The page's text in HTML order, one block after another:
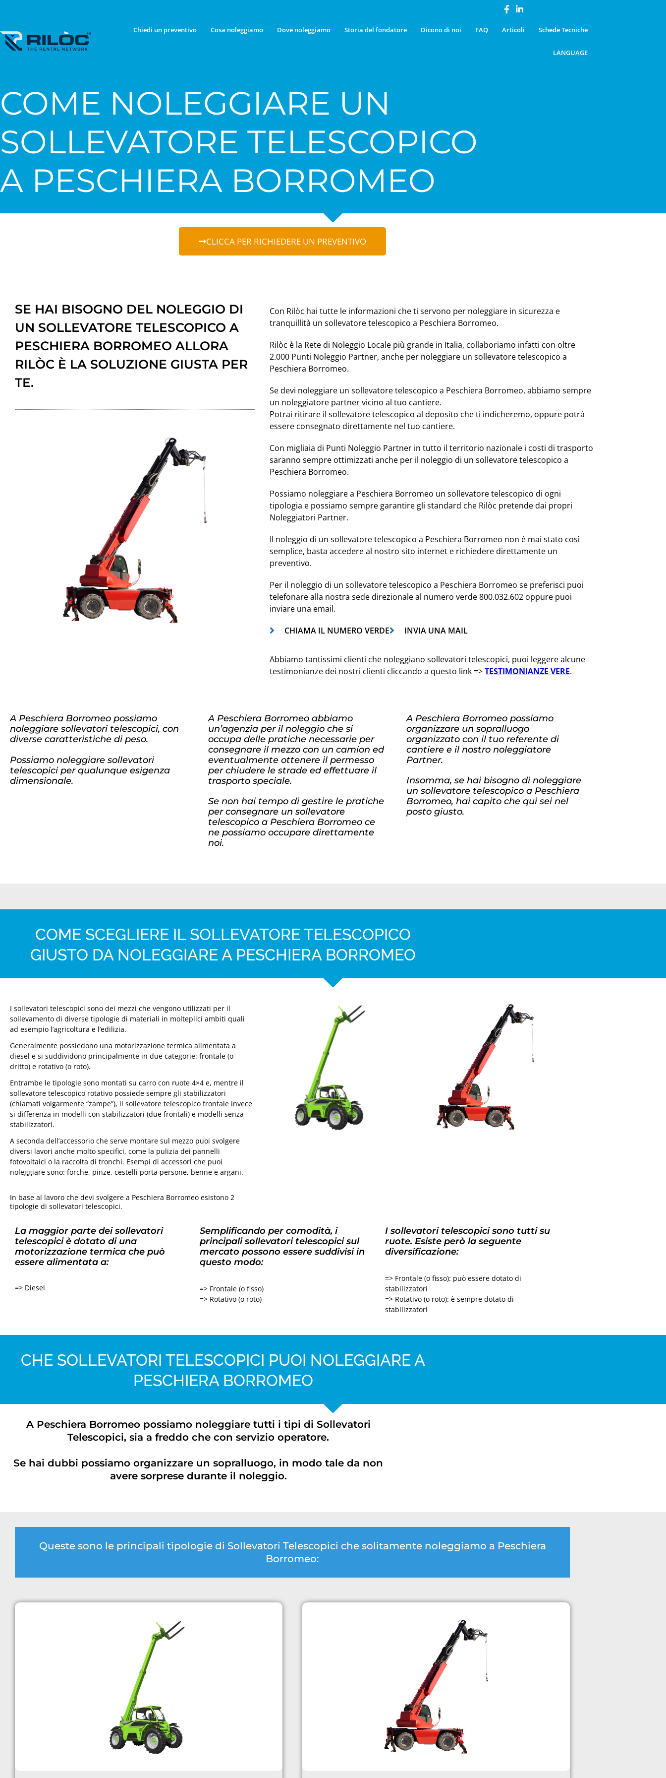
Chiedi un preventivo Cosa noleggiamo Dove noleggiamo Storia del fondatore Dicono di noi FAQ Articoli Schede Tecniche
LANGUAGE
COME NOLEGGIARE UN
SOLLEVATORE TELESCOPICO
A PESCHIERA BORROMEO
CLICCA PER RICHIEDERE UN PREVENTIVO
SE HAI BISOGNO DEL NOLEGGIO DI
UN SOLLEVATORE TELESCOPICO A
PESCHIERA BORROMEO ALLORA
RILÒC È LA SOLUZIONE GIUSTA PER
TE.
Con Rilòc hai tutte le informazioni che ti servono per noleggiare in sicurezza e
tranquillità un sollevatore telescopico a Peschiera Borromeo.
Rilòc è la Rete di Noleggio Locale più grande in Italia, collaboriamo infatti con oltre
2.000 Punti Noleggio Partner, anche per noleggiare un sollevatore telescopico a
Peschiera Borromeo.
Se devi noleggiare un sollevatore telescopico a Peschiera Borromeo, abbiamo sempre
un noleggiatore partner vicino al tuo cantiere.
Potrai ritirare il sollevatore telescopico al deposito che ti indicheremo, oppure potrà
essere consegnato direttamente nel tuo cantiere.
Con migliaia di Punti Noleggio Partner in tutto il territorio nazionale i costi di trasporto
saranno sempre ottimizzati anche per il noleggio di un sollevatore telescopico a
Peschiera Borromeo.
Possiamo noleggiare a Peschiera Borromeo un sollevatore telescopico di ogni
tipologia e possiamo sempre garantire gli standard che Rilòc pretende dai propri
Noleggiatori Partner.
Il noleggio di un sollevatore telescopico a Peschiera Borromeo non è mai stato così
semplice, basta accedere al nostro sito internet e richiedere direttamente un
preventivo.
Per il noleggio di un sollevatore telescopico a Peschiera Borromeo se preferisci puoi
telefonare alla nostra sede direzionale al numero verde 800.032.602 oppure puoi
inviare una email.
CHIAMA IL NUMERO VERDE
INVIA UNA MAIL
Abbiamo tantissimi clienti che noleggiano sollevatori telescopici, puoi leggere alcune
testimonianze dei nostri clienti cliccando a questo link =>TESTIMONIANZE VERE.
A Peschiera Borromeo possiamo
noleggiare sollevatori telescopici, con
diverse caratteristiche di peso.
Possiamo noleggiare sollevatori
telescopici per qualunque esigenza
dimensionale.
A Peschiera Borromeo abbiamo
un’agenzia per il noleggio che si
occupa delle pratiche necessarie per
consegnare il mezzo con un camion ed
eventualmente ottenere il permesso
per chiudere le strade ed effettuare il
trasporto speciale.
Se non hai tempo di gestire le pratiche
per consegnare un sollevatore
telescopico a Peschiera Borromeo ce
ne possiamo occupare direttamente
noi.
A Peschiera Borromeo possiamo
organizzare un sopralluogo
organizzato con il tuo referente di
cantiere e il nostro noleggiatore
Partner.
Insomma, se hai bisogno di noleggiare
un sollevatore telescopico a Peschiera
Borromeo, hai capito che qui sei nel
posto giusto.
COME SCEGLIERE IL SOLLEVATORE TELESCOPICO
GIUSTO DA NOLEGGIARE A PESCHIERA BORROMEO
I sollevatori telescopici sono dei mezzi che vengono utilizzati per il
sollevamento di diverse tipologie di materiali in molteplici ambiti quali
ad esempio l’agricoltura e l’edilizia.
Generalmente possiedono una motorizzazione termica alimentata a
diesel e si suddividono principalmente in due categorie: frontale (o
dritto) e rotativo (o roto).
Entrambe le tipologie sono montati su carro con ruote 4×4 e, mentre il
sollevatore telescopico rotativo possiede sempre gli stabilizzatori
(chiamati volgarmente “zampe”), il sollevatore telescopico frontale invece
si differenza in modelli con stabilizzatori (due frontali) e modelli senza
stabilizzatori.
A seconda dell’accessorio che serve montare sul mezzo puoi svolgere
diversi lavori anche molto specifici, come la pulizia dei pannelli
fotovoltaici o la raccolta di tronchi. Esempi di accessori che puoi
noleggiare sono: forche, pinze, cestelli porta persone, benne e argani.
In base al lavoro che devi svolgere a Peschiera Borromeo esistono 2
tipologie di sollevatori telescopici.
La maggior parte dei sollevatori
telescopici è dotato di una
motorizzazione termica che può
essere alimentata a:
=> Diesel
Semplificando per comodità, i
principali sollevatori telescopici sul
mercato possono essere suddivisi in
questo modo:
=> Frontale (o fisso)
=> Rotativo (o roto)
I sollevatori telescopici sono tutti su
ruote. Esiste però la seguente
diversificazione:
=> Frontale (o fisso): può essere dotato di
stabilizzatori
=> Rotativo (o roto): è sempre dotato di
stabilizzatori
CHE SOLLEVATORI TELESCOPICI PUOI NOLEGGIARE A
PESCHIERA BORROMEO
A Peschiera Borromeo possiamo noleggiare tutti i tipi di Sollevatori
Telescopici, sia a freddo che con servizio operatore.
Se hai dubbi possiamo organizzare un sopralluogo, in modo tale da non
avere sorprese durante il noleggio.
Queste sono le principali tipologie di Sollevatori Telescopici che solitamente noleggiamo a Peschiera
Borromeo: